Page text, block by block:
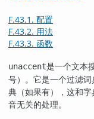
F.43.1. 配置
F.43.2. 用法
F.43.3. 函数
unaccent是一个文本
号）。它是一个过滤
典（如果有），这和
音无关的处理。